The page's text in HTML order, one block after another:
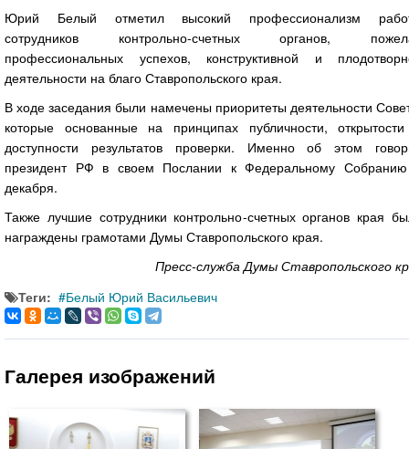
Юрий Белый отметил высокий профессионализм
сотрудников контрольно-счетных органов,
профессиональных успехов, конструктивной и
деятельности на благо Ставропольского края.
В ходе заседания были намечены приоритеты деятельности
которые основанные на принципах публичности,
доступности результатов проверки. Именно об этом
президент РФ в своем Послании к Федеральному
декабря.
Также лучшие сотрудники контрольно-счетных органов края
награждены грамотами Думы Ставропольского края.
Пресс-служба Думы Ставропольского
Теги:
Белый Юрий Васильевич
Галерея изображений